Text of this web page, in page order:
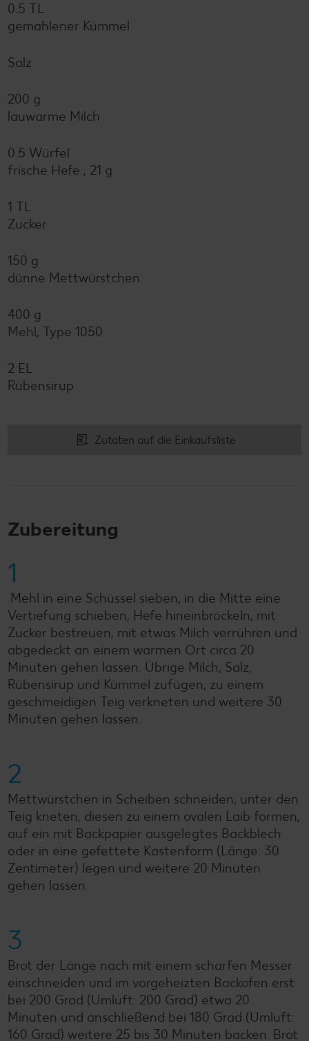
0.5 TL
gemahlener Kümmel
Salz
200 g
lauwarme Milch
0.5 Würfel
frische Hefe , 21 g
1 TL
Zucker
150 g
dünne Mettwürstchen
400 g
Mehl, Type 1050
2 EL
Rübensirup
Zutaten auf die Einkaufsliste
Zubereitung
1
.Mehl in eine Schüssel sieben, in die Mitte eine
Vertiefung schieben, Hefe hineinbröckeln, mit
Zucker bestreuen, mit etwas Milch verrühren und
abgedeckt an einem warmen Ort circa 20
Minuten gehen lassen. Übrige Milch, Salz,
Rübensirup und Kümmel zufügen, zu einem
geschmeidigen Teig verkneten und weitere 30
Minuten gehen lassen.
2
Mettwürstchen in Scheiben schneiden, unter den
Teig kneten, diesen zu einem ovalen Laib formen,
auf ein mit Backpapier ausgelegtes Backblech
oder in eine gefettete Kastenform (Länge: 30
Zentimeter) legen und weitere 20 Minuten
gehen lassen.
3
Brot der Länge nach mit einem scharfen Messer
einschneiden und im vorgeheizten Backofen erst
bei 200 Grad (Umluft: 200 Grad) etwa 20
Minuten und anschließend bei 180 Grad (Umluft:
160 Grad) weitere 25 bis 30 Minuten backen. Brot